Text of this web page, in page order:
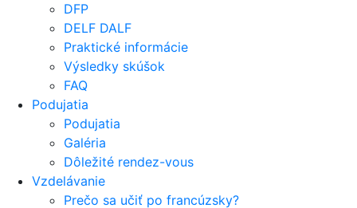
DFP
DELF DALF
Praktické informácie
Výsledky skúšok
FAQ
Podujatia
Podujatia
Galéria
Dôležité rendez-vous
Vzdelávanie
Prečo sa učiť po francúzsky?